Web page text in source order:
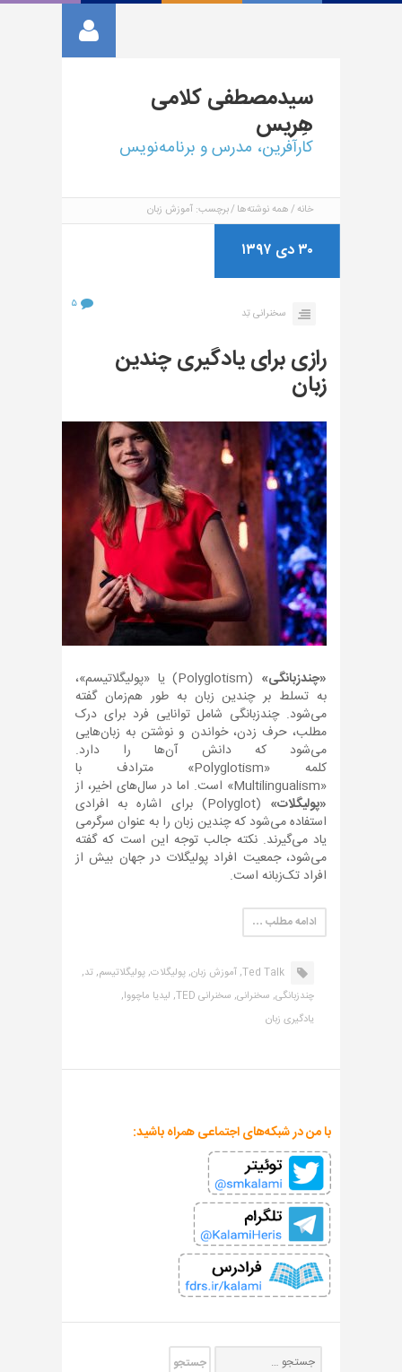
سیدمصطفیکلامی
هِریس
کارآفرین، مدرس و برنامه‌نویس
خانه همه نوشته‌ها برچسب: آموزش زبان
۳۰ دی ۱۳۹۷
سخنرانی تِد
۵
رازی برای یادگیری چندین
زبان
«چندزبانگی»
(Polyglotism) یا «پولیگلاتیسم»،
به تسلط بر چندین زبان به طور هم‌زمان گفته
می‌شود. چندزبانگی شامل توانایی فرد برای درک
مطلب، حرف زدن، خواندن و نوشتن به زبان‌هایی
می‌شود که دانش آن‌ها را دارد.
کلمه «Polyglotism» مترادف با
«Multilingualism» است. اما در سال‌های اخیر، از
«پولیگلات»
(Polyglot) برای اشاره به افرادی
استفاده می‌شود که چندین زبان را به عنوان سرگرمی
یاد می‌گیرند. نکته جالب توجه این است که گفته
می‌شود، جمعیت افراد پولیگلات در جهان بیش از
افراد تک‌زبانه است.
ادامه مطلب …
Ted Talk, آموزش زبان,پولیگلات,پولیگلاتیسم,تد,
چندزبانگی, سخنرانی, سخنرانی TED,
لیدیا ماچووا,
یادگیری زبان
با من در شبکه‌های اجتماعی همراه باشید: